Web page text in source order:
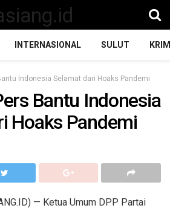
INTERNASIONAL SULUT
Indonesia Selamat dari Hoaks Pandemi
Bantu Indonesia
Hoaks Pandemi
— Ketua Umum DPP Partai